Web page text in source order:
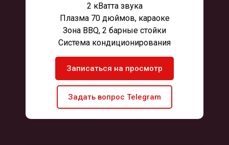
2 кВатта звука
Плазма 70 дюймов, караоке
Зона BBQ, 2 барные стойки
Система кондиционирования
Записаться на просмотр
Задать вопрос Telegram